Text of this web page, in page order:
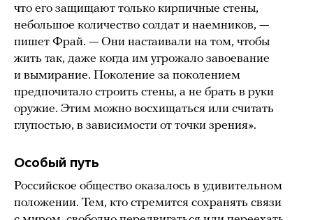
что его защищают только кирпичные стены,
небольшое количество солдат и наемников, —
пишет Фрай. — Они настаивали на том, чтобы
жить так, даже когда им угрожало завоевание
и вымирание. Поколение за поколением
предпочитало строить стены, а не брать в руки
оружие. Этим можно восхищаться или считать
глупостью, в зависимости от точки зрения».
Особый путь
Российское общество оказалось в удивительном
положении. Тем, кто стремится сохранять связи